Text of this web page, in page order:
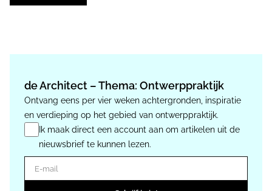
de Architect – Thema: Ontwerppraktijk
Ontvang eens per vier weken achtergronden, inspiratie
en verdieping op het gebied van ontwerppraktijk.
Ik maak direct een account aan om artikelen uit de
nieuwsbrief te kunnen lezen.
E-mail